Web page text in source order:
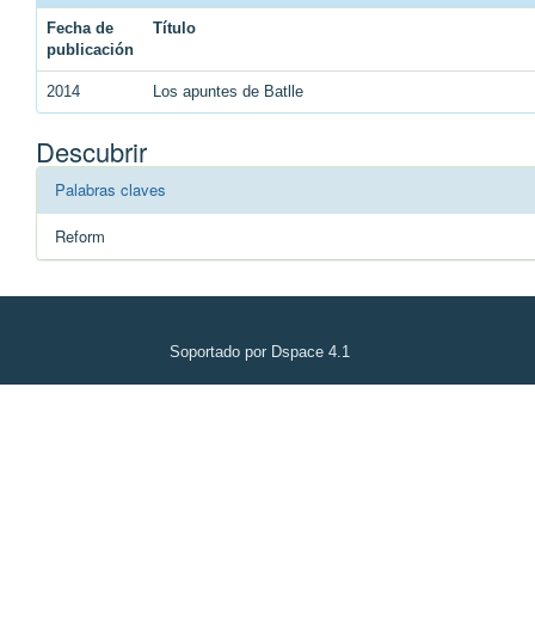
Fecha de
publicación
Título
2014 Los apuntes de Batlle
Descubrir
Palabras claves
Reform
Soportado por Dspace 4.1